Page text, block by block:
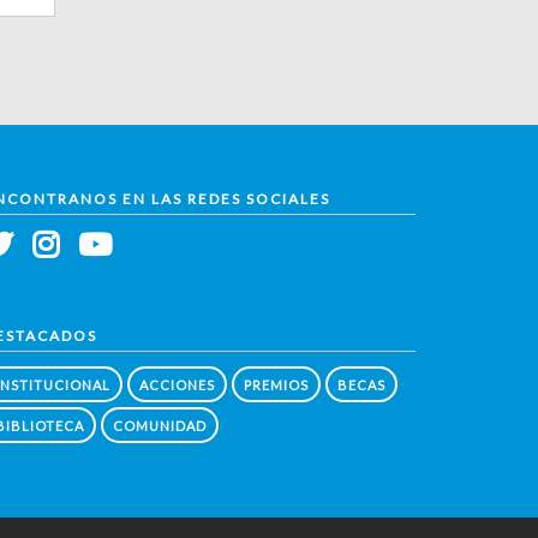
EN LAS REDES SOCIALES
ACCIONES PREMIOS BECAS
COMUNIDAD